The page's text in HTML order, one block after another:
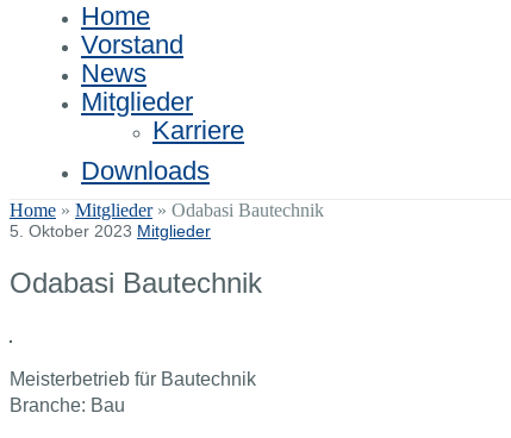
Home
Vorstand
News
Mitglieder
Karriere
Downloads
Home » Mitglieder » Odabasi Bautechnik
5. Oktober 2023 Mitglieder
Odabasi Bautechnik
Meisterbetrieb für Bautechnik
Branche: Bau